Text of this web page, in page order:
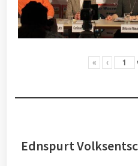
« ‹
Ednspurt